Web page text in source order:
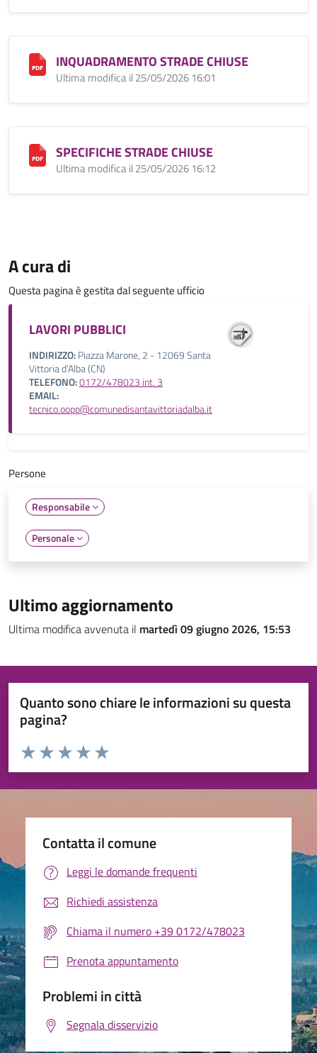
INQUADRAMENTO STRADE CHIUSE
Ultima modifica il 25/05/2026 16:01
SPECIFICHE STRADE CHIUSE
Ultima modifica il 25/05/2026 16:12
A cura di
Questa pagina è gestita dal seguente ufficio
LAVORI PUBBLICI
INDIRIZZO:Piazza Marone, 2 - 12069 Santa
Vittoria d’Alba (CN)
TELEFONO:0172/478023 int. 3
EMAIL:
tecnico.oopp@comunedisantavittoriadalba.it
Persone
Responsabile
Personale
Ultimo aggiornamento
Ultima modifica avvenuta il martedì 09 giugno 2026, 15:53
Quanto sono chiare le informazioni su questa
pagina?
Valuta da 1 a 5 stelle la pagina
Valuta 5 stelle su 5
Valuta 4 stelle su 5
Valuta 3 stelle su 5
Valuta 2 stelle su 5
Valuta 1 stelle su 5
Contatta il comune
Leggi le domande frequenti
Richiedi assistenza
Chiama il numero +39 0172/478023
Prenota appuntamento
Problemi in città
Segnala disservizio